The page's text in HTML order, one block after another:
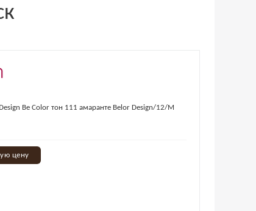
Be Color тон 111 амаранте Belor Design/12/М
цену